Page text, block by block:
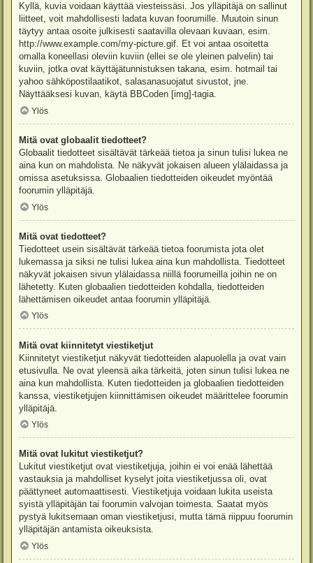
Kyllä, kuvia voidaan käyttää viesteissäsi. Jos ylläpitäjä on sallinut
liitteet, voit mahdollisesti ladata kuvan foorumille. Muutoin sinun
täytyy antaa osoite julkisesti saatavilla olevaan kuvaan, esim.
http://www.example.com/my-picture.gif. Et voi antaa osoitetta
omalla koneellasi oleviin kuviin (ellei se ole yleinen palvelin) tai
kuviin, jotka ovat käyttäjätunnistuksen takana, esim. hotmail tai
yahoo sähköpostilaatikot, salasanasuojatut sivustot, jne.
Näyttääksesi kuvan, käytä BBCoden [img]-tagia.
Ylös
Mitä ovat globaalit tiedotteet?
Globaalit tiedotteet sisältävät tärkeää tietoa ja sinun tulisi lukea ne
aina kun on mahdolista. Ne näkyvät jokaisen alueen ylälaidassa ja
omissa asetuksissa. Globaalien tiedotteiden oikeudet myöntää
foorumin ylläpitäjä.
Ylös
Mitä ovat tiedotteet?
Tiedotteet usein sisältävät tärkeää tietoa foorumista jota olet
lukemassa ja siksi ne tulisi lukea aina kun mahdollista. Tiedotteet
näkyvät jokaisen sivun ylälaidassa niillä foorumeilla joihin ne on
lähetetty. Kuten globaalien tiedotteiden kohdalla, tiedotteiden
lähettämisen oikeudet antaa foorumin ylläpitäjä.
Ylös
Mitä ovat kiinnitetyt viestiketjut
Kiinnitetyt viestiketjut näkyvät tiedotteiden alapuolella ja ovat vain
etusivulla. Ne ovat yleensä aika tärkeitä, joten sinun tulisi lukea ne
aina kun mahdollista. Kuten tiedotteiden ja globaalien tiedotteiden
kanssa, viestiketjujen kiinnittämisen oikeudet määrittelee foorumin
ylläpitäjä.
Ylös
Mitä ovat lukitut viestiketjut?
Lukitut viestiketjut ovat viestiketjuja, joihin ei voi enää lähettää
vastauksia ja mahdolliset kyselyt joita viestiketjussa oli, ovat
päättyneet automaattisesti. Viestiketjuja voidaan lukita useista
syistä ylläpitäjän tai foorumin valvojan toimesta. Saatat myös
pystyä lukitsemaan oman viestiketjusi, mutta tämä riippuu foorumin
ylläpitäjän antamista oikeuksista.
Ylös